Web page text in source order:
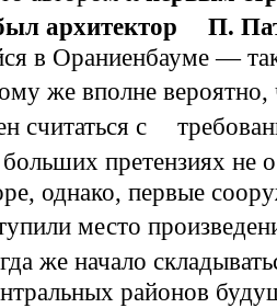
архитектор П.
в Ораниенбауме —
же вполне вероятно,
считаться с
претензиях
однако, первые
место
же начало
районов